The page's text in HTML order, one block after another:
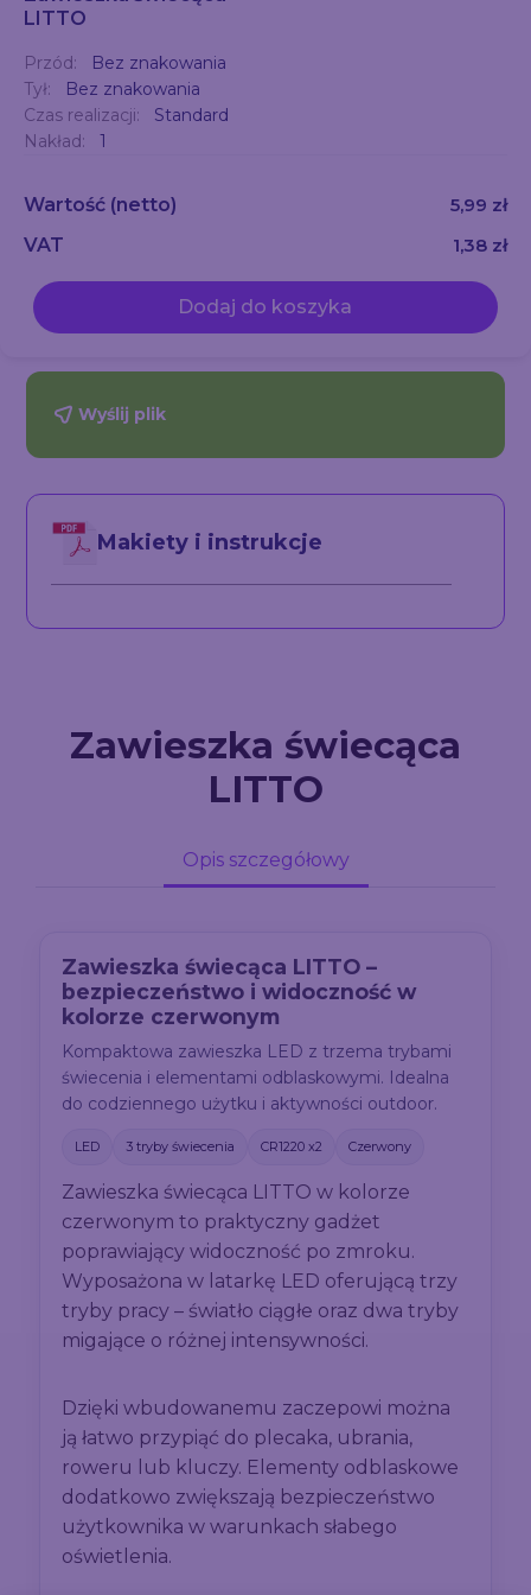
LITTO
Przód:
Bez znakowania
Tył:
Bez znakowania
Czas realizacji:
Standard
Nakład:
1
Wartość (netto)
5,99 zł
VAT
1,38 zł
Dodaj do koszyka
Wyślij plik
Makiety i instrukcje
Zawieszka świecąca
LITTO
Opis szczegółowy
Zawieszka świecąca LITTO –
bezpieczeństwo i widoczność w
kolorze czerwonym
Kompaktowa zawieszka LED z trzema trybami
świecenia i elementami odblaskowymi. Idealna
do codziennego użytku i aktywności outdoor.
LED 3 tryby świecenia CR1220 x2 Czerwony
Zawieszka świecąca LITTO w kolorze
czerwonym to praktyczny gadżet
poprawiający widoczność po zmroku.
Wyposażona w latarkę LED oferującą trzy
tryby pracy – światło ciągłe oraz dwa tryby
migające o różnej intensywności.
Dzięki wbudowanemu zaczepowi można
ją łatwo przypiąć do plecaka, ubrania,
roweru lub kluczy. Elementy odblaskowe
dodatkowo zwiększają bezpieczeństwo
użytkownika w warunkach słabego
oświetlenia.